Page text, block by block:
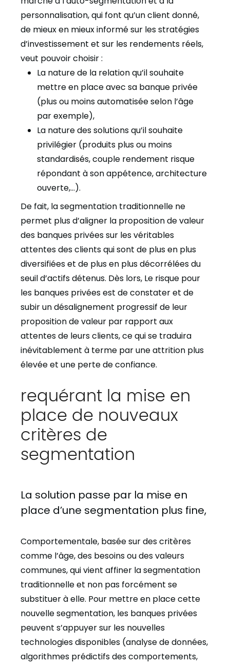
personnalisation, qui font qu’un client donné,
de mieux en mieux informé sur les stratégies
d’investissement et sur les rendements réels,
veut pouvoir choisir :
La nature de la relation qu’il souhaite
mettre en place avec sa banque privée
(plus ou moins automatisée selon l’âge
par exemple),
La nature des solutions qu’il souhaite
privilégier (produits plus ou moins
standardisés, couple rendement risque
répondant à son appétence, architecture
ouverte,…).
De fait, la segmentation traditionnelle ne
permet plus d’aligner la proposition de valeur
des banques privées sur les véritables
attentes des clients qui sont de plus en plus
diversifiées et de plus en plus décorrélées du
seuil d’actifs détenus. Dès lors, Le risque pour
les banques privées est de constater et de
subir un désalignement progressif de leur
proposition de valeur par rapport aux
attentes de leurs clients, ce qui se traduira
inévitablement à terme par une attrition plus
élevée et une perte de confiance.
requérant la mise en
place de nouveaux
critères de
segmentation
La solution passe par la mise en
place d’une segmentation plus fine,
Comportementale, basée sur des critères
comme l’âge, des besoins ou des valeurs
communes, qui vient affiner la segmentation
traditionnelle et non pas forcément se
substituer à elle. Pour mettre en place cette
nouvelle segmentation, les banques privées
peuvent s’appuyer sur les nouvelles
technologies disponibles (analyse de données,
algorithmes prédictifs des comportements,